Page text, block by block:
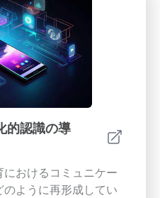
ドは、教育者、学校
豊かにし、スタッフ
ることを誓うすべて
います。
Classroomな
や、コラボレーショ
ションを改善し、効
にする他の革新的な
いきます。また、フ
ケーション、データ
験において果たす役
論します。これらの技
ュニティ意識を促進
ィスを明らかにし、
性のある課題を克服
的認識の導
おけるコミュニケー
ように再形成してい